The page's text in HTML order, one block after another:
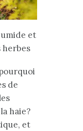
et
herbes
de
haie?
et